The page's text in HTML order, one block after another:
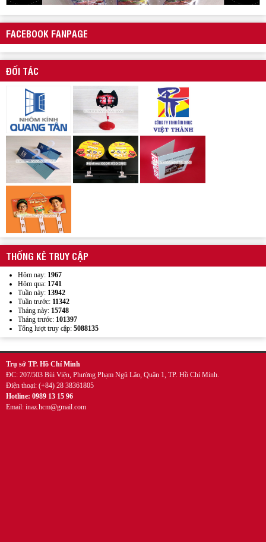
Wobbler quảng cáo
Mẫu kẹp lò xo inox quảng cáo
FACEBOOK FANPAGE
ĐỐI TÁC
THỐNG KÊ TRUY CẬP
Hôm nay: 1967
Hôm qua: 1741
Tuần này: 13942
Tuần trước: 11342
Tháng này: 15748
Tháng trước: 101397
Tổng lượt truy cập: 5088135
Trụ sở TP. Hồ Chí Minh
ĐC: 207/503 Bùi Viện, Phường Phạm Ngũ Lão, Quận 1, TP. Hồ Chí Minh.
Điện thoại: (+84) 28 38361805
Hotline: 0989 13 15 96
Email: inaz.hcm@gmail.com